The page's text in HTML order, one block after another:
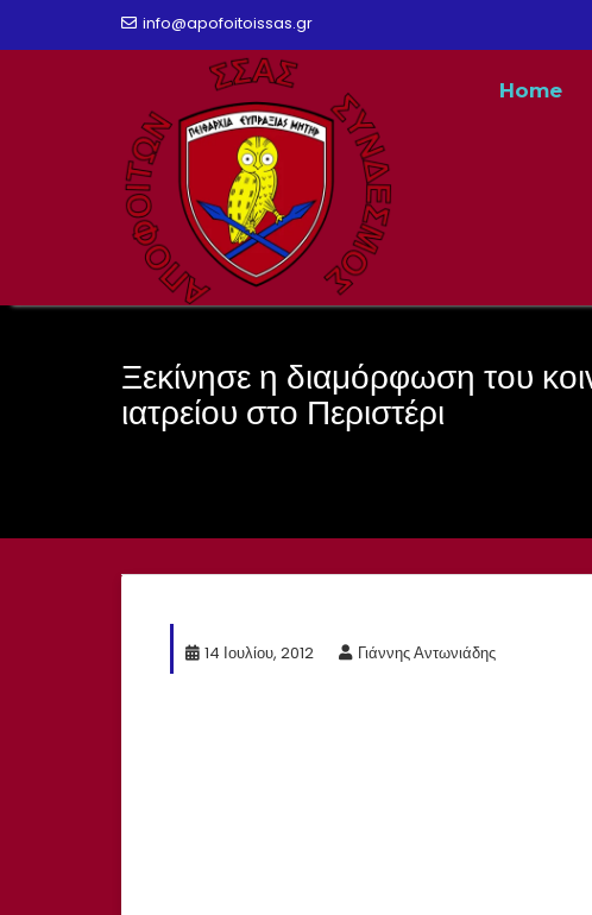
info@apofoitoissas.gr
Home
Ξεκίνησε η διαμόρφωση του
ιατρείου στο Περιστέρι
14 Ιουλίου, 2012 Γιάννης Αντωνιάδης